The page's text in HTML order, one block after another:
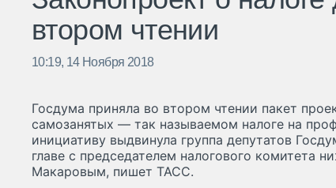
втором чтении
10:19, 14 Ноября 2018
Госдума приняла во втором чтении пакет
самозанятых — так называемом налоге на
инициативу выдвинула группа депутатов
главе с председателем налогового комитета
Макаровым, пишет ТАСС.